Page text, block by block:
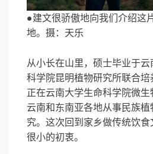
●建文很骄傲地向我们介绍这
地。摄：天乐
从小长在山里，硕士毕业于云
科学院昆明植物研究所联合
正在云南大学生命科学院微
云南和东南亚各地从事民族
究。这次回到家乡做传统饮
很小的初衷。